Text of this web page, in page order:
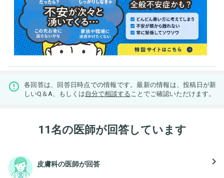
各回答は、回答日時点での情報です。最新の情報は、投稿日が新
しいQ＆A、もしくは自分で相談する ことでご確認いただけます。
11名の医師が回答しています
皮膚科の医師が回答 navigate_next